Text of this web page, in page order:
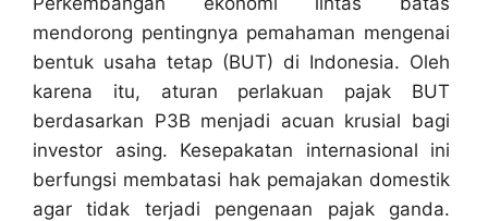
mendorong pentingnya pemahaman mengenai
bentuk usaha tetap (BUT) di Indonesia. Oleh
karena itu, aturan perlakuan pajak BUT
berdasarkan P3B menjadi acuan krusial bagi
investor asing. Kesepakatan internasional ini
berfungsi membatasi hak pemajakan domestik
agar tidak terjadi pengenaan pajak ganda.